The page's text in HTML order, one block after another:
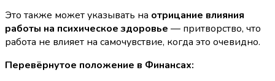
Это также может указывать на отрицание влияния
работы на психическое здоровье — притворство, что
работа не влияет на самочувствие, когда это очевидно.
Перевёрнутое положение в Финансах: